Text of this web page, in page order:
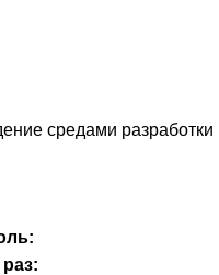
средами разработки